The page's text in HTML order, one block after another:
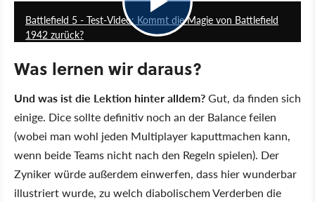
Battlefield 5 - Test-Video: Kommt die Magie von Battlefield
1942 zurück?
Was lernen wir daraus?
Und was ist die Lektion hinter alldem?Gut, da finden sich
einige. Dice sollte definitiv noch an der Balance feilen
(wobei man wohl jeden Multiplayer kaputtmachen kann,
wenn beide Teams nicht nach den Regeln spielen). Der
Zyniker würde außerdem einwerfen, dass hier wunderbar
illustriert wurde, zu welch diabolischem Verderben die